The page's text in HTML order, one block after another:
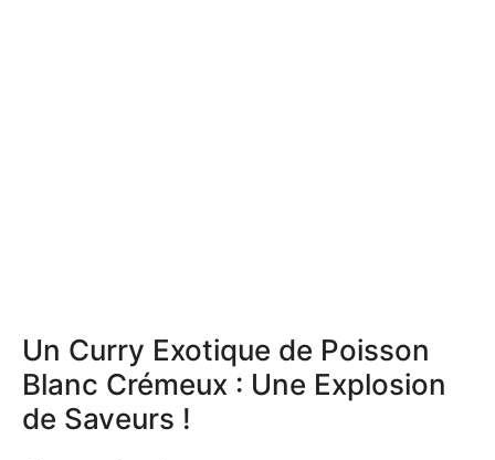
Un Curry Exotique de Poisson
Blanc Crémeux : Une Explosion
de Saveurs !